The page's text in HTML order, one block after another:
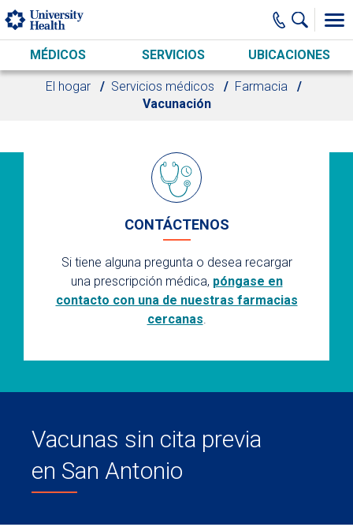
Skip to main content
MÉDICOS SERVICIOS UBICACIONES
El hogar Servicios médicos
Farmacia
Vacunación
CONTÁCTENOS
Si tiene alguna pregunta o desea recargar
una prescripción médica, póngase en
contacto con una de nuestras farmacias
cercanas.
Vacunas sin cita previa
en San Antonio